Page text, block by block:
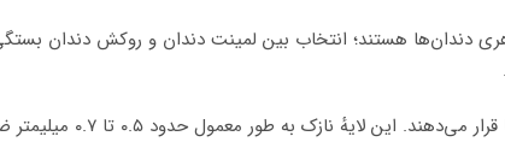
دندان‌ها هستند؛ انتخاب بین لمینت دندان و روکش دندان
در لمینت دندان‌ لایهٔ